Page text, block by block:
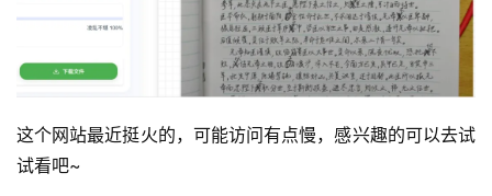
这个网站最近挺火的，可能访问有点慢，感兴趣的可以去试
试看吧~